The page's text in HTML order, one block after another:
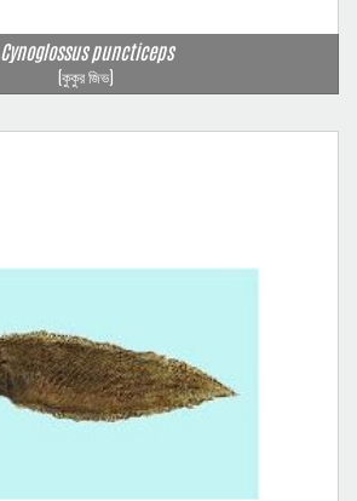
Cynoglossus puncticeps
(কুকুর জিভ)